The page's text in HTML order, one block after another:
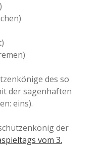
des so
der sagenhaften
eins).
der
vom 3.